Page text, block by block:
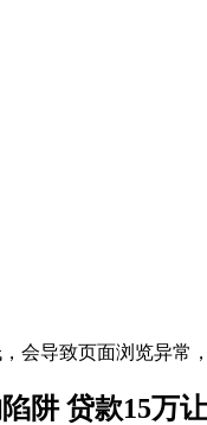
会导致页面浏览异常
阱 贷款15万